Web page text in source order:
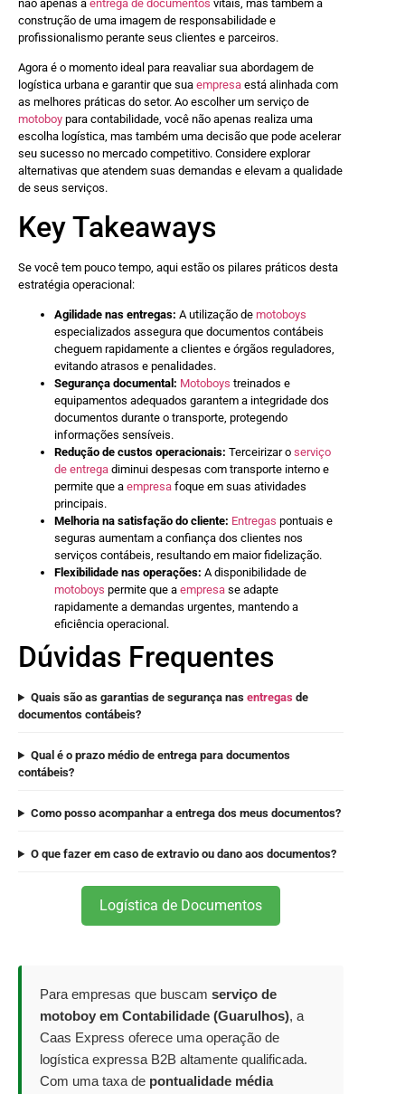
não apenas a entrega de documentos vitais, mas também a
construção de uma imagem de responsabilidade e
profissionalismo perante seus clientes e parceiros.
Agora é o momento ideal para reavaliar sua abordagem de
logística urbana e garantir que sua empresa está alinhada com
as melhores práticas do setor. Ao escolher um serviço de
motoboy para contabilidade, você não apenas realiza uma
escolha logística, mas também uma decisão que pode acelerar
seu sucesso no mercado competitivo. Considere explorar
alternativas que atendem suas demandas e elevam a qualidade
de seus serviços.
Key Takeaways
Se você tem pouco tempo, aqui estão os pilares práticos desta
estratégia operacional:
Agilidade nas entregas: A utilização de motoboys
especializados assegura que documentos contábeis
cheguem rapidamente a clientes e órgãos reguladores,
evitando atrasos e penalidades.
Segurança documental: Motoboys treinados e
equipamentos adequados garantem a integridade dos
documentos durante o transporte, protegendo
informações sensíveis.
Redução de custos operacionais: Terceirizar o serviço
de entrega diminui despesas com transporte interno e
permite que a empresa foque em suas atividades
principais.
Melhoria na satisfação do cliente: Entregas pontuais e
seguras aumentam a confiança dos clientes nos
serviços contábeis, resultando em maior fidelização.
Flexibilidade nas operações: A disponibilidade de
motoboys permite que a empresa se adapte
rapidamente a demandas urgentes, mantendo a
eficiência operacional.
Dúvidas Frequentes
Quais são as garantias de segurança nas entregasde
documentos contábeis?
Qual é o prazo médio de entrega para documentos
contábeis?
Como posso acompanhar a entrega dos meus documentos?
O que fazer em caso de extravio ou dano aos documentos?
Logística de Documentos
Para empresas que buscam serviço de
motoboy em Contabilidade (Guarulhos), a
Caas Express oferece uma operação de
logística expressa B2B altamente qualificada.
Com uma taxa de pontualidade média